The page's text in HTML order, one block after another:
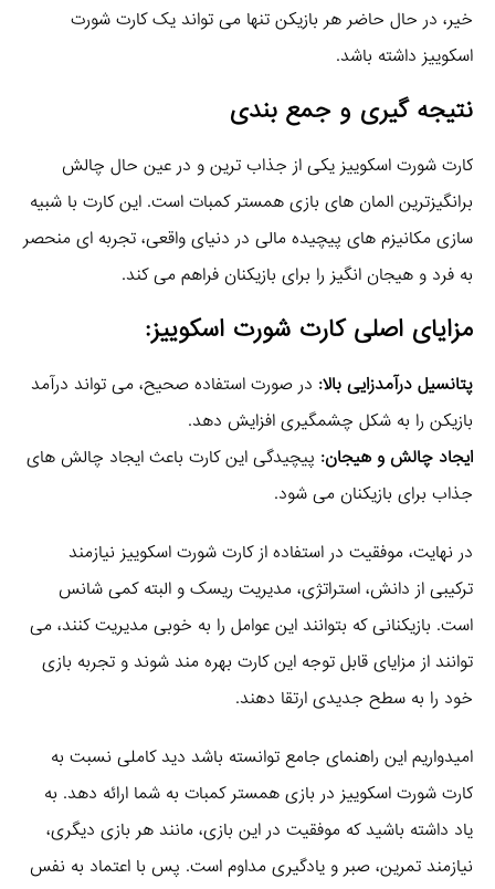
خیر، در حال حاضر هر بازیکن تنها می‌ تواند یک کارت شورت
اسکوییز داشته باشد.
نتیجه‌ گیری و جمع‌ بندی
کارت شورت اسکوییز یکی از جذاب‌ ترین و در عین حال چالش‌
برانگیزترین المان‌ های بازی همستر کمبات است. این کارت با شبیه‌
سازی مکانیزم‌ های پیچیده مالی در دنیای واقعی، تجربه‌ ای منحصر
به فرد و هیجان‌ انگیز را برای بازیکنان فراهم می‌ کند.
مزایای اصلی کارت شورت اسکوییز:
پتانسیل درآمدزایی بالا: در صورت استفاده صحیح، می‌ تواند درآمد
بازیکن را به شکل چشمگیری افزایش دهد.
ایجاد چالش و هیجان: پیچیدگی این کارت باعث ایجاد چالش‌ های
جذاب برای بازیکنان می‌ شود.
در نهایت، موفقیت در استفاده از کارت شورت اسکوییز نیازمند
ترکیبی از دانش، استراتژی، مدیریت ریسک و البته کمی شانس
است. بازیکنانی که بتوانند این عوامل را به خوبی مدیریت کنند، می‌
توانند از مزایای قابل توجه این کارت بهره‌ مند شوند و تجربه بازی
خود را به سطح جدیدی ارتقا دهند.
امیدواریم این راهنمای جامع توانسته باشد دید کاملی نسبت به
کارت شورت اسکوییز در بازی همستر کمبات به شما ارائه دهد. به
یاد داشته باشید که موفقیت در این بازی، مانند هر بازی دیگری،
نیازمند تمرین، صبر و یادگیری مداوم است. پس با اعتماد به نفس